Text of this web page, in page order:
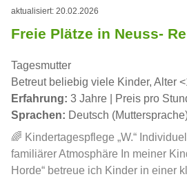
aktualisiert: 20.02.2026
Freie Plätze in Neuss-
Tagesmutter
Betreut beliebig viele Kinder, Alter
Erfahrung: 3 Jahre | Preis pro
Sprachen: Deutsch
🌈 Kindertagespflege „W.“
familiärer Atmosphäre In meiner
Horde“ betreue ich Kinder in einer